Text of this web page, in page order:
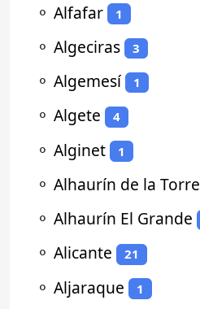
⚬ Alfafar 1
⚬ Algeciras 3
⚬ Algemesí 1
⚬ Algete 4
⚬ Alginet 1
⚬ Alhaurín de la Torre
⚬ Alhaurín El Grande
⚬ Alicante 21
⚬ Aljaraque 1